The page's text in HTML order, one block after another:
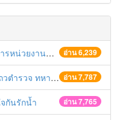
อ่าน 6,239
พื้นที่ทางหลวง เตรียมความปลอดภัยก่อนเทศกาลสงกรานต์
อ่าน 7,787
ตู้ และสถานีรถไฟ เตรียมรับมือเทศกาลสงกรานต์
อ่าน 7,765
กันรักน้ำ